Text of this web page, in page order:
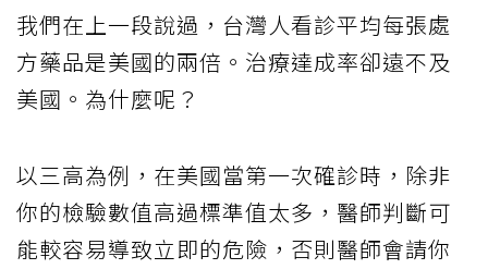
我們在上一段說過，台灣人看診平均每張處
方藥品是美國的兩倍。治療達成率卻遠不及
美國。為什麼呢？
以三高為例，在美國當第一次確診時，除非
你的檢驗數值高過標準值太多，醫師判斷可
能較容易導致立即的危險，否則醫師會請你